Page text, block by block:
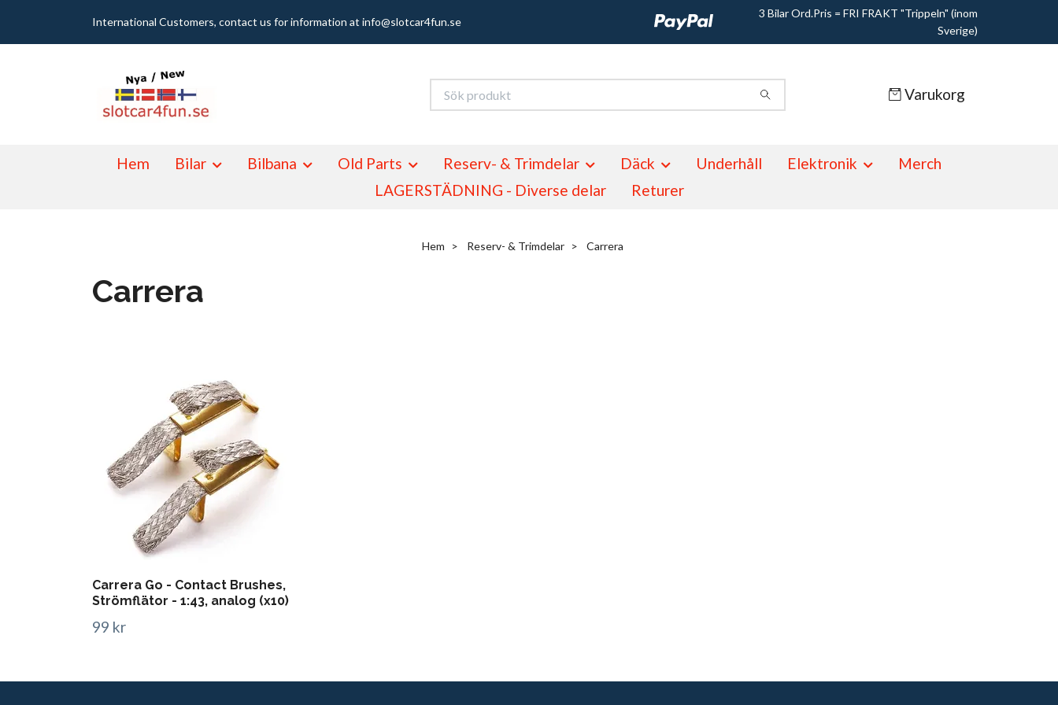
International Customers, contact us for information at info@slotcar4fun.se
3 Bilar Ord.Pris = FRI FRAKT "Trippeln" (inom
Sverige)
Varukorg
Hem Bilar Bilbana Old Parts Reserv- & Trimdelar Däck Underhåll Elektronik
Merch
LAGERSTÄDNING - Diverse delar
Returer
Hem Reserv- & Trimdelar Carrera
Carrera
Carrera Go - Contact Brushes,
Strömflätor - 1:43, analog (x10)
99 kr